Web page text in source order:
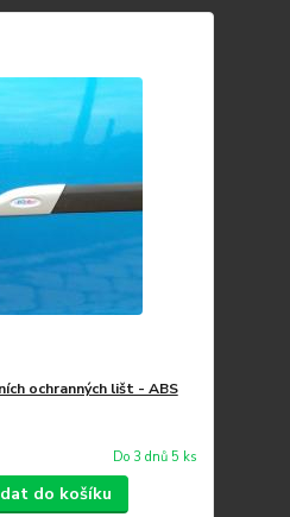
ochranných lišt - ABS
Do 3 dnů 5 ks
do košíku